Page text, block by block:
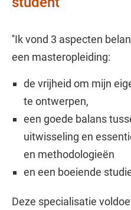
''Ik vond 3 aspecten
een masteropleiding:
de vrijheid om mijn
te ontwerpen,
een goede balans
uitwisseling en
en methodologieën
en een boeiende
Deze specialisatie